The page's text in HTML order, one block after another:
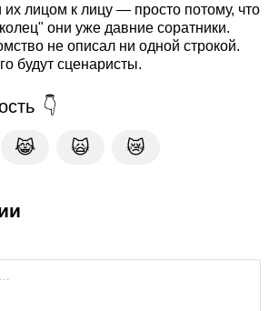
их лицом к лицу — просто потому, что
они уже давние соратники.
не описал ни одной строкой.
будут сценаристы.
😹 🙀 😿